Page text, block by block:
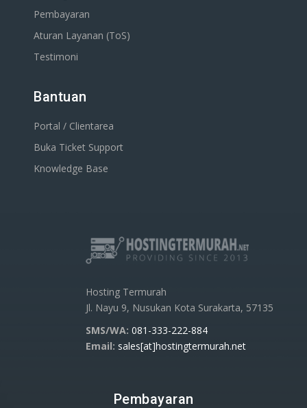
Pembayaran
Aturan Layanan (ToS)
Testimoni
Bantuan
Portal / Clientarea
Buka Ticket Support
Knowledge Base
Hosting Termurah
Jl. Nayu 9, Nusukan Kota Surakarta, 57135
SMS/WA: 081-333-222-884
Email: sales[at]hostingtermurah.net
Pembayaran